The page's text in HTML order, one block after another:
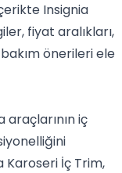
Insignia
fiyat aralıkları,
önerileri ele
araçlarının iç
İç Trim,